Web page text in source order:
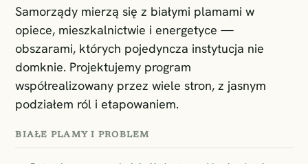
Samorządy mierzą się z białymi plamami w
opiece, mieszkalnictwie i energetyce —
obszarami, których pojedyncza instytucja nie
domknie. Projektujemy program
współrealizowany przez wiele stron, z jasnym
podziałem ról i etapowaniem.
BIAŁE PLAMY I PROBLEM